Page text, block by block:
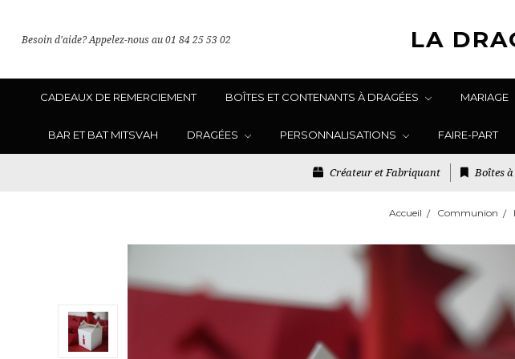
Besoin d'aide? Appelez-nous au 01 84 25 53 02 LA
CADEAUX DE REMERCIEMENT BOÎTES ET CONTENANTS À DRAGÉES MARIAGE
BAR ET BAT MITSVAH DRAGÉES PERSONNALISATIONS FAIRE-PART
Créateur et Fabriquant Boîtes
Accueil Communion